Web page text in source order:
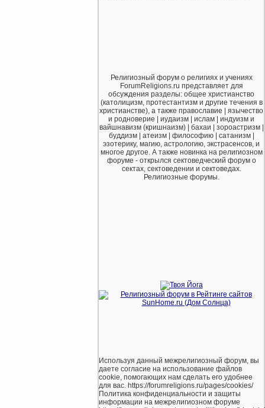
Религиозный форум о религиях и учениях
ForumReligions.ru представляет для
обсуждения разделы: общее христианство
(католицизм, протестантизм и другие течения в
христианстве), а также православие | язычество
и родноверие | иудаизм | ислам | индуизм и
вайшнавизм (кришнаизм) | бахаи | зороастризм |
буддизм | атеизм | философию | сатанизм |
эзотерику, магию, астрологию, экстрасенсов, и
многое другое. А также новинка на религиозном
форуме - открылся сектоведческий форум о
сектах, сектоведении и сектоведах.
Религиозные форумы.
Используя данный межрелигиозный форум, вы
даете согласие на использование файлов
cookie, помогающих нам сделать его удобнее
для вас. https://forumreligions.ru/pages/cookies/
Политика конфиденциальности и защиты
информации на межрелигиозном форуме